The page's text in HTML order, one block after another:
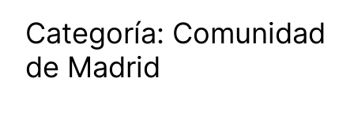
Categoría: Comunidad
de Madrid